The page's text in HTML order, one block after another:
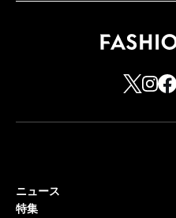
ニュース
特集